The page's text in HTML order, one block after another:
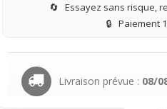
🔄 Essayez sans risque,
🔒 Paiement
Livraison prévue : 08/